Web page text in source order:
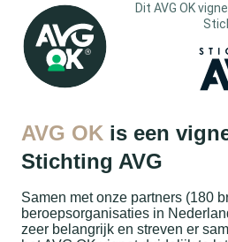
Dit AVG OK
AVG OK is een
Stichting AVG
Samen met onze partners (180
beroepsorganisaties in
zeer belangrijk en streven er